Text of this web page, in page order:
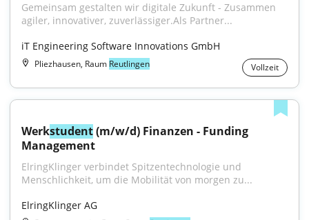
Gemeinsam gestalten wir digitale Zukunft - Zusammen
agiler, innovativer, zuverlässiger.Als Partner...
iT Engineering Software Innovations GmbH
Pliezhausen, Raum Reutlingen Vollzeit
Werkstudent (m/w/d) Finanzen - Funding
Management
ElringKlinger verbindet Spitzentechnologie und
Menschlichkeit, um die Mobilität von morgen zu...
ElringKlinger AG